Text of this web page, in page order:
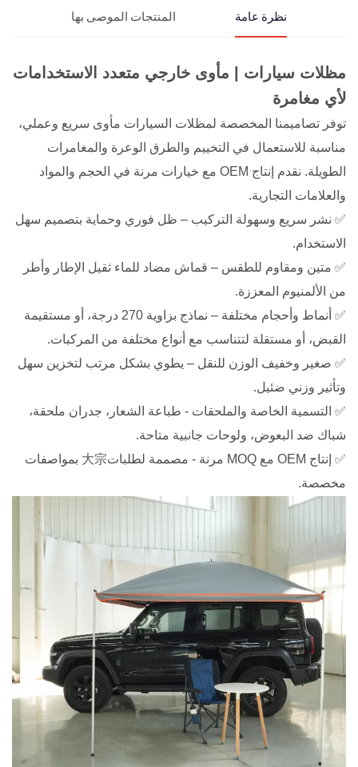
نظرة عامة المنتجات الموصى بها
مظلات سيارات | مأوى خارجي متعدد الاستخدامات
لأي مغامرة
توفر تصاميمنا المخصصة لمظلات السيارات مأوى سريع وعملي،
مناسبة للاستعمال في التخييم والطرق الوعرة والمغامرات
الطويلة. نقدم إنتاج OEM مع خيارات مرنة في الحجم والمواد
والعلامات التجارية.
✅ نشر سريع وسهولة التركيب – ظل فوري وحماية بتصميم سهل
الاستخدام.
✅ متين ومقاوم للطقس – قماش مضاد للماء ثقيل الإطار وأطر
من الألمنيوم المعززة.
✅ أنماط وأحجام مختلفة – نماذج بزاوية 270 درجة، أو مستقيمة
القبض، أو مستقلة لتتناسب مع أنواع مختلفة من المركبات.
✅ صغير وخفيف الوزن للنقل – يطوي بشكل مرتب لتخزين سهل
وتأثير وزني ضئيل.
✅ التسمية الخاصة والملحقات - طباعة الشعار، جدران ملحقة،
شباك ضد البعوض، ولوحات جانبية متاحة.
✅ إنتاج OEM مع MOQ مرنة - مصممة لطلبات大宗 بمواصفات
مخصصة.